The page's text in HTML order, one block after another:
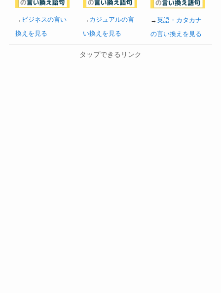
→ ビジネスの言い
換えを見る
→ カジュアルの言
い換えを見る
→英語・カタカナ
の言い換えを見る
タップできるリンク